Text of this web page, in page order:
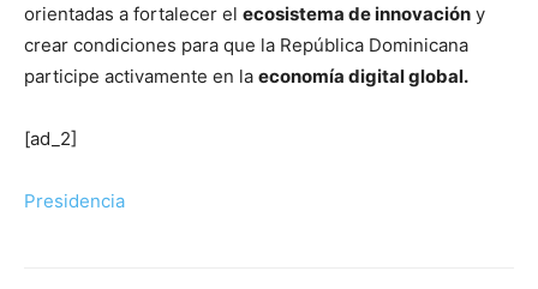
orientadas a fortalecer el ecosistema de innovación y
crear condiciones para que la República Dominicana
participe activamente en la economía digital global.
[ad_2]
Presidencia